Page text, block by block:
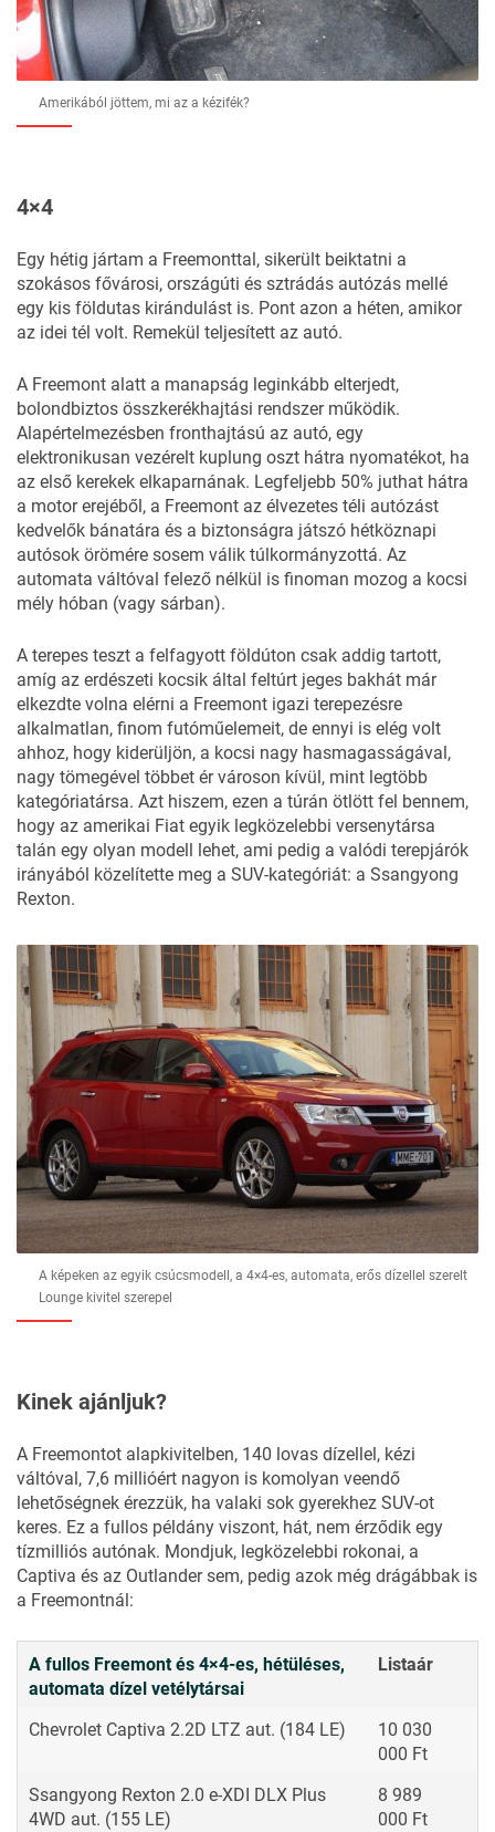
Amerikából jöttem, mi az a kézifék?
4×4
Egy hétig jártam a Freemonttal, sikerült beiktatni a
szokásos fővárosi, országúti és sztrádás autózás mellé
egy kis földutas kirándulást is. Pont azon a héten, amikor
az idei tél volt. Remekül teljesített az autó.
A Freemont alatt a manapság leginkább elterjedt,
bolondbiztos összkerékhajtási rendszer működik.
Alapértelmezésben fronthajtású az autó, egy
elektronikusan vezérelt kuplung oszt hátra nyomatékot, ha
az első kerekek elkaparnának. Legfeljebb 50% juthat hátra
a motor erejéből, a Freemont az élvezetes téli autózást
kedvelők bánatára és a biztonságra játszó hétköznapi
autósok örömére sosem válik túlkormányzottá. Az
automata váltóval felező nélkül is finoman mozog a kocsi
mély hóban (vagy sárban).
A terepes teszt a felfagyott földúton csak addig tartott,
amíg az erdészeti kocsik által feltúrt jeges bakhát már
elkezdte volna elérni a Freemont igazi terepezésre
alkalmatlan, finom futóműelemeit, de ennyi is elég volt
ahhoz, hogy kiderüljön, a kocsi nagy hasmagasságával,
nagy tömegével többet ér városon kívül, mint legtöbb
kategóriatársa. Azt hiszem, ezen a túrán ötlött fel bennem,
hogy az amerikai Fiat egyik legközelebbi versenytársa
talán egy olyan modell lehet, ami pedig a valódi terepjárók
irányából közelítette meg a SUV-kategóriát: a Ssangyong
Rexton.
A képeken az egyik csúcsmodell, a 4×4-es, automata, erős dízellel szerelt
Lounge kivitel szerepel
Kinek ajánljuk?
A Freemontot alapkivitelben, 140 lovas dízellel, kézi
váltóval, 7,6 millióért nagyon is komolyan veendő
lehetőségnek érezzük, ha valaki sok gyerekhez SUV-ot
keres. Ez a fullos példány viszont, hát, nem érződik egy
tízmilliós autónak. Mondjuk, legközelebbi rokonai, a
Captiva és az Outlander sem, pedig azok még drágábbak is
a Freemontnál:
A fullos Freemont és 4×4-es, hétüléses,
automata dízel vetélytársai
Listaár
Chevrolet Captiva 2.2D LTZ aut. (184 LE)
10 030
000 Ft
Ssangyong Rexton 2.0 e-XDI DLX Plus
4WD aut. (155 LE)
8 989
000 Ft